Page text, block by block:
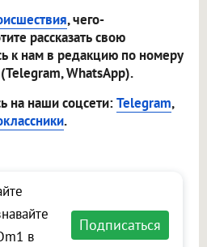
, чего-
рассказать свою
к нам в редакцию по номеру
WhatsApp).
на наши соцсети:Telegram,
.
в
Подписаться